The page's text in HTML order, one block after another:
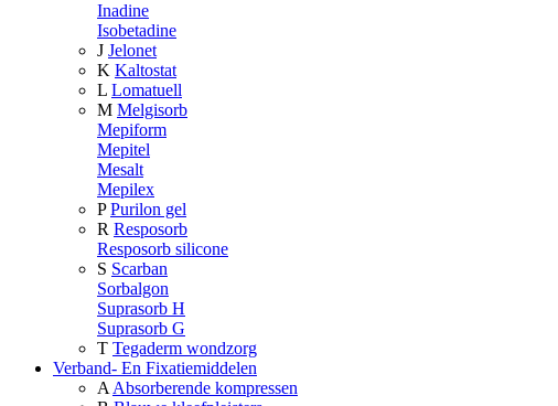
Inadine
Isobetadine
J Jelonet
K Kaltostat
L Lomatuell
M Melgisorb
Mepiform
Mepitel
Mesalt
Mepilex
P Purilon gel
R Resposorb
Resposorb silicone
S Scarban
Sorbalgon
Suprasorb H
Suprasorb G
T Tegaderm wondzorg
Verband- En Fixatiemiddelen
A Absorberende kompressen